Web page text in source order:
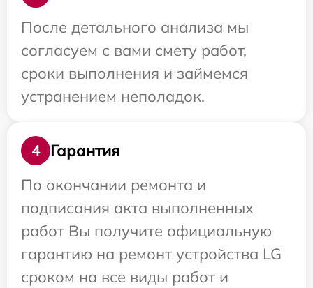
После детального анализа мы
согласуем с вами смету работ,
сроки выполнения и займемся
устранением неполадок.
4
Гарантия
По окончании ремонта и
подписания акта выполненных
работ Вы получите официальную
гарантию на ремонт устройства LG
сроком на все виды работ и